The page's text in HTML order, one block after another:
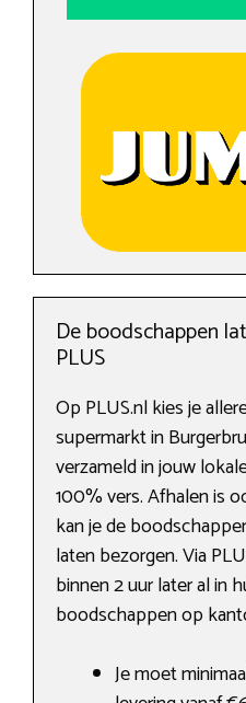
De boodschappen
PLUS
Op PLUS.nl kies je
supermarkt in
verzameld in jouw
100% vers. Afhalen is
kan je de
laten bezorgen. Via
binnen 2 uur later al in
boodschappen op
Je moet